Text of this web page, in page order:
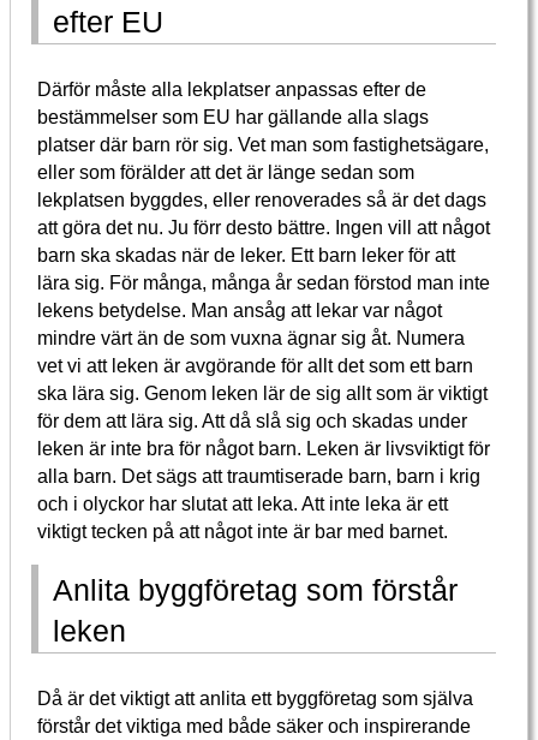
efter EU
Därför måste alla lekplatser anpassas efter de
bestämmelser som EU har gällande alla slags
platser där barn rör sig. Vet man som fastighetsägare,
eller som förälder att det är länge sedan som
lekplatsen byggdes, eller renoverades så är det dags
att göra det nu. Ju förr desto bättre. Ingen vill att något
barn ska skadas när de leker. Ett barn leker för att
lära sig. För många, många år sedan förstod man inte
lekens betydelse. Man ansåg att lekar var något
mindre värt än de som vuxna ägnar sig åt. Numera
vet vi att leken är avgörande för allt det som ett barn
ska lära sig. Genom leken lär de sig allt som är viktigt
för dem att lära sig. Att då slå sig och skadas under
leken är inte bra för något barn. Leken är livsviktigt för
alla barn. Det sägs att traumtiserade barn, barn i krig
och i olyckor har slutat att leka. Att inte leka är ett
viktigt tecken på att något inte är bar med barnet.
Anlita byggföretag som förstår
leken
Då är det viktigt att anlita ett byggföretag som själva
förstår det viktiga med både säker och inspirerande